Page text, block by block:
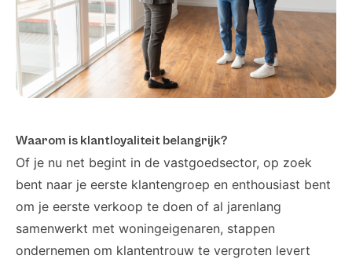
Waarom is klantloyaliteit belangrijk?
Of je nu net begint in de vastgoedsector, op zoek
bent naar je eerste klantengroep en enthousiast bent
om je eerste verkoop te doen of al jarenlang
samenwerkt met woningeigenaren, stappen
ondernemen om klantentrouw te vergroten levert